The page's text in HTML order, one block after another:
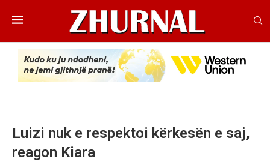
Luizi nuk e respektoi kërkesën e saj,
reagon Kiara